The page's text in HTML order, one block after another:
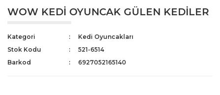
WOW KEDİ OYUNCAK GÜLEN KEDİLER
Kategori
Kedi Oyuncakları
Stok Kodu
521-6514
Barkod
6927052165140